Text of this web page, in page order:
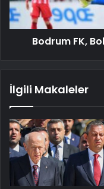
Bodrum FK,
İlgili Makaleler